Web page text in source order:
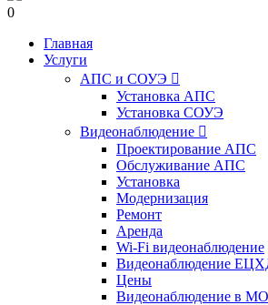
0
Главная
Услуги
АПС и СОУЭ 
Установка АПС
Установка СОУЭ
Видеонаблюдение 
Проектирование АПС
Обслуживание АПС
Установка
Модернизация
Ремонт
Аренда
Wi-Fi видеонаблюдение
Видеонаблюдение
Цены
Видеонаблюдение в МО